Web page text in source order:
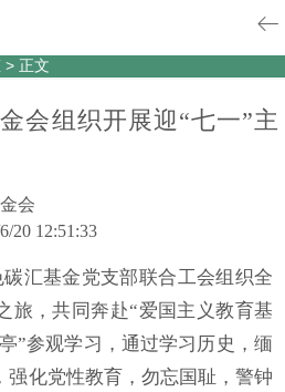
> 正文
会组织开展迎“七一”主
会
20 12:51:33
汇基金党支部联合工会组织全
旅，共同奔赴“爱国主义教育基
”参观学习，通过学习历史，缅
强化党性教育，勿忘国耻，警钟